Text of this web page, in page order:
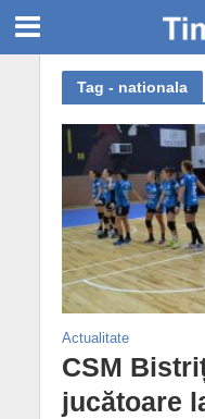
Tag - nationala
Actualitate
CSM
jucătoare